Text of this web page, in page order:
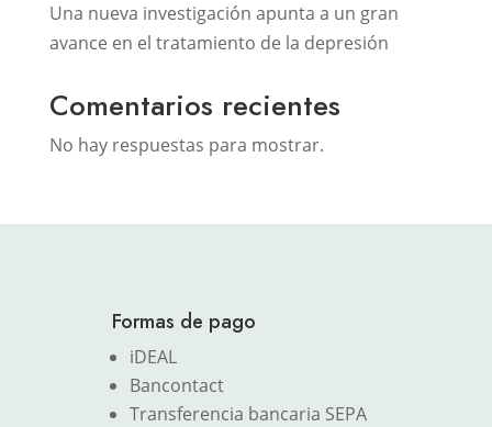
Una nueva investigación apunta a un gran
avance en el tratamiento de la depresión
Comentarios recientes
No hay respuestas para mostrar.
Formas de pago
iDEAL
Bancontact
Transferencia bancaria SEPA